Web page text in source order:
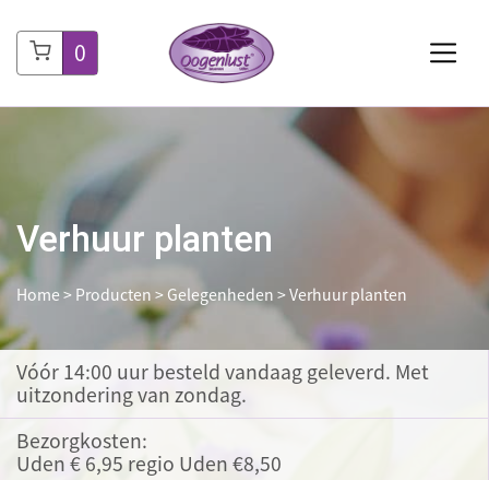
0
Verhuur planten
Home> Producten>Gelegenheden>Verhuur planten
Vóór 14:00 uur besteldvandaag geleverd. Met
uitzondering van zondag.
Bezorgkosten:
Uden € 6,95 regio Uden €8,50